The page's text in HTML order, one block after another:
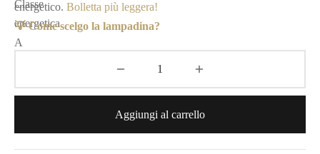
energetico. Bolletta più leggera!
💡 Come scelgo la lampadina?
Aggiungi al carrello